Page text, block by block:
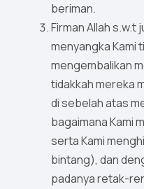
beriman.
Firman Allah s.w.t
menyangka Kami
mengembalikan
tidakkah mereka
di sebelah atas
bagaimana Kami
serta Kami
bintang), dan
padanya retak-